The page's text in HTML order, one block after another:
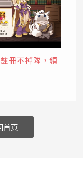
冊不掉隊，領
首頁